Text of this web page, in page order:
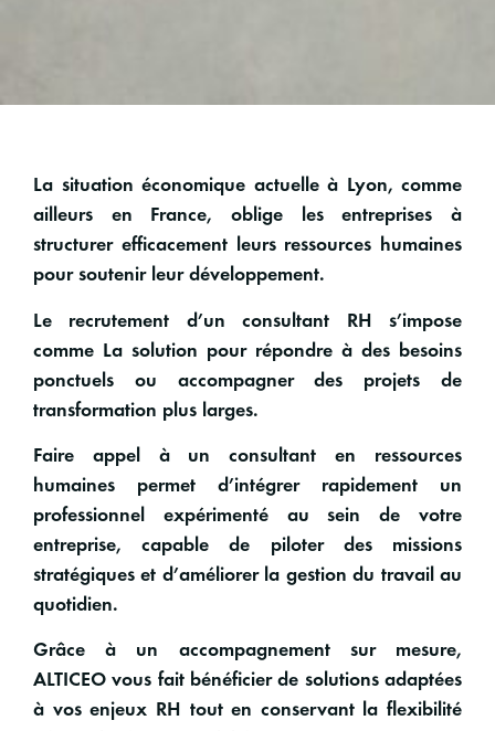
La situation économique actuelle à Lyon, comme
ailleurs en France, oblige les entreprises à
structurer efficacement leurs ressources humaines
pour soutenir leur développement.
Le recrutement d’un consultant RH
s’impose
comme La solution pour répondre à des besoins
ponctuels ou accompagner des projets de
transformation plus larges.
Faire appel à unconsultant en ressources
humaines permet d’intégrer rapidement un
professionnel expérimenté au sein de votre
entreprise, capable de piloter des missions
stratégiques et d’améliorer la gestion du travail au
quotidien.
Grâce à un accompagnement sur mesure,
ALTICEO vous fait bénéficier de solutions adaptées
à vosenjeux RH tout en conservant la flexibilité